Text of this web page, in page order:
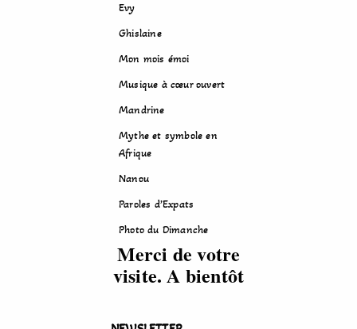
Evy
Ghislaine
Mon mois émoi
Musique à cœur ouvert
Mandrine
Mythe et symbole en
Afrique
Nanou
Paroles d’Expats
Photo du Dimanche
Merci de votre
visite. A bientôt